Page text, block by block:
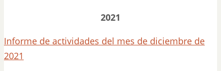
2021
Informe de actividades del mes de diciembre de
2021